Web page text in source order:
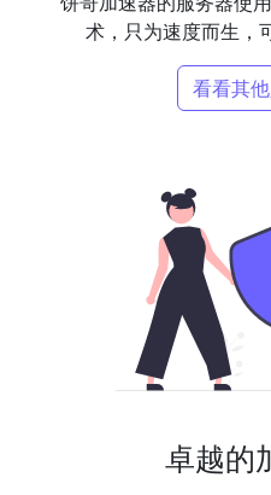
术，只为速度而生，
看看其
卓越的